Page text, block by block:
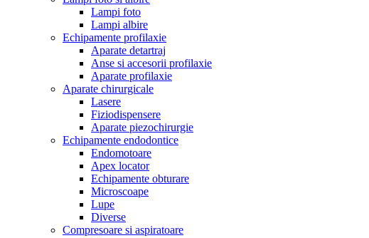
Lampi foto
Lampi albire
Echipamente profilaxie
Aparate detartraj
Anse si accesorii profilaxie
Aparate profilaxie
Aparate chirurgicale
Lasere
Fiziodispensere
Aparate piezochirurgie
Echipamente endodontice
Endomotoare
Apex locator
Echipamente obturare
Microscoape
Lupe
Diverse
Compresoare si aspiratoare